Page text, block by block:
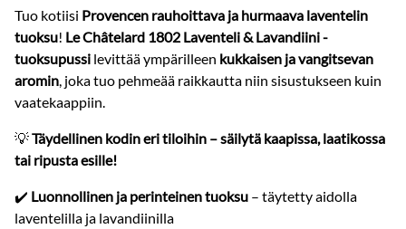
Tuo kotiisi Provencen rauhoittava ja hurmaava laventelin
tuoksu! Le Châtelard 1802 Laventeli & Lavandiini -
tuoksupussi levittää ympärilleen kukkaisen ja vangitsevan
aromin, joka tuo pehmeää raikkautta niin sisustukseen kuin
vaatekaappiin.
💡Täydellinen kodin eri tiloihin – säilytä kaapissa, laatikossa
tai ripusta esille!
✔️ Luonnollinen ja perinteinen tuoksu – täytetty aidolla
laventelilla ja lavandiinilla